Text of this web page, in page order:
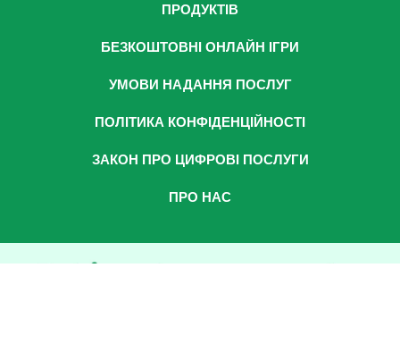
ПРОДУКТІВ
БЕЗКОШТОВНІ ОНЛАЙН ІГРИ
УМОВИ НАДАННЯ ПОСЛУГ
ПОЛІТИКА КОНФІДЕНЦІЙНОСТІ
ЗАКОН ПРО ЦИФРОВІ ПОСЛУГИ
ПРО НАС